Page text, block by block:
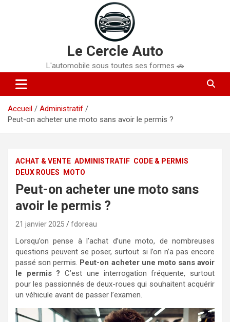
Le Cercle Auto
L'automobile sous toutes ses formes 🚗
Accueil
Administratif
Peut-on acheter une moto sans avoir le permis ?
ACHAT & VENTE ADMINISTRATIF CODE & PERMIS
DEUX ROUES
MOTO
Peut-on acheter une moto sans
avoir le permis ?
21 janvier 2025 fdoreau
Lorsqu’on pense à l’achat d’une moto, de nombreuses
questions peuvent se poser, surtout si l’on n’a pas encore
passé son permis. Peut-on acheter une moto sans avoir
le permis ? C’est une interrogation fréquente, surtout
pour les passionnés de deux-roues qui souhaitent acquérir
un véhicule avant de passer l’examen.